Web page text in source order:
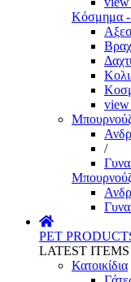
Κόσμημα -
view
/
PET
LATEST
Κατοικίδια